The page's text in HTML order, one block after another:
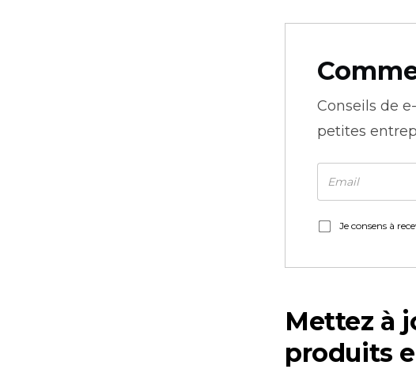
Conseils de
petites
Je consens à
Mettez à
produits